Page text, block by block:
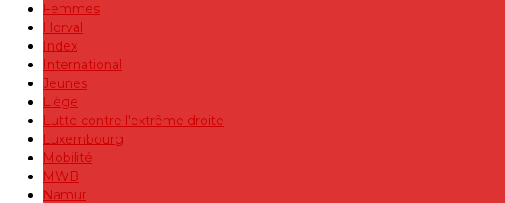
Femmes
Horval
Index
International
Jeunes
Liège
Lutte contre l'extrême droite
Luxembourg
Mobilité
MWB
Namur